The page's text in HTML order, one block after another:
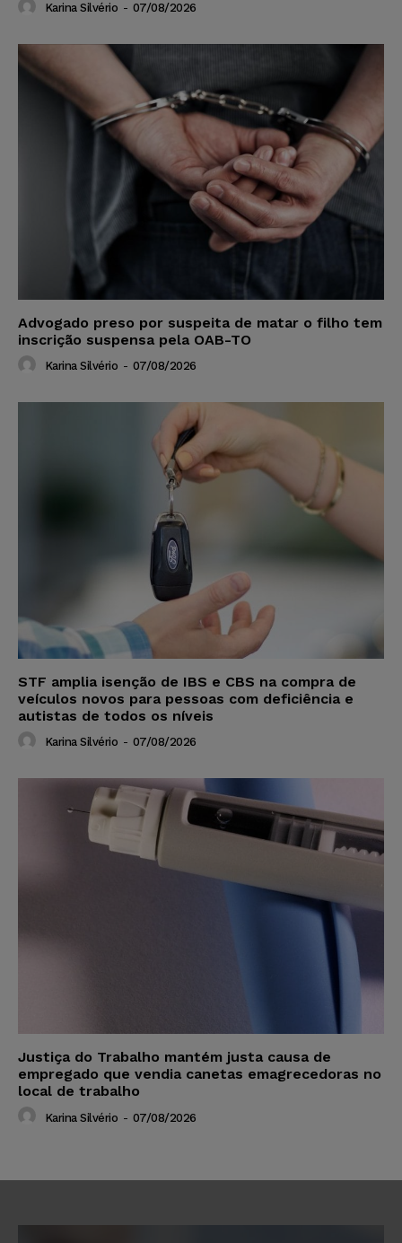
Karina Silvério - 07/08/2026
Advogado preso por suspeita de matar o filho tem
inscrição suspensa pela OAB-TO
Karina Silvério - 07/08/2026
STF amplia isenção de IBS e CBS na compra de
veículos novos para pessoas com deficiência e
autistas de todos os níveis
Karina Silvério - 07/08/2026
Justiça do Trabalho mantém justa causa de
empregado que vendia canetas emagrecedoras no
local de trabalho
Karina Silvério - 07/08/2026